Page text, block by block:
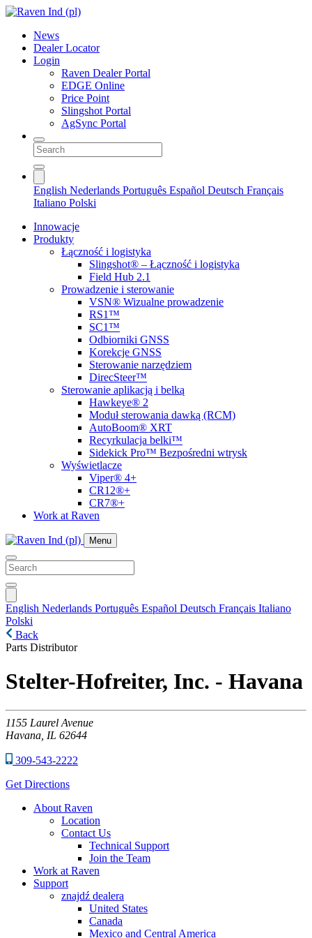
News
Dealer Locator
Login
Raven Dealer Portal
EDGE Online
Price Point
Slingshot Portal
AgSync Portal
English Nederlands Português Español Deutsch Français
Italiano Polski
Innowacje
Produkty
Łączność i logistyka
Slingshot® – Łączność i logistyka
Field Hub 2.1
Prowadzenie i sterowanie
VSN® Wizualne prowadzenie
RS1™
SC1™
Odbiorniki GNSS
Korekcje GNSS
Sterowanie narzędziem
DirecSteer™
Sterowanie aplikacją i belką
Hawkeye® 2
Moduł sterowania dawką (RCM)
AutoBoom® XRT
Recyrkulacja belki™
Sidekick Pro™ Bezpośredni wtrysk
Wyświetlacze
Viper® 4+
CR12®+
CR7®+
Work at Raven
Menu
English Nederlands Português Español Deutsch Français Italiano
Polski
Back
Parts Distributor
Stelter-Hofreiter, Inc. - Havana
1155 Laurel Avenue
Havana, IL 62644
309-543-2222
Get Directions
About Raven
Location
Contact Us
Technical Support
Join the Team
Work at Raven
Support
znajdź dealera
United States
Canada
Mexico and Central America